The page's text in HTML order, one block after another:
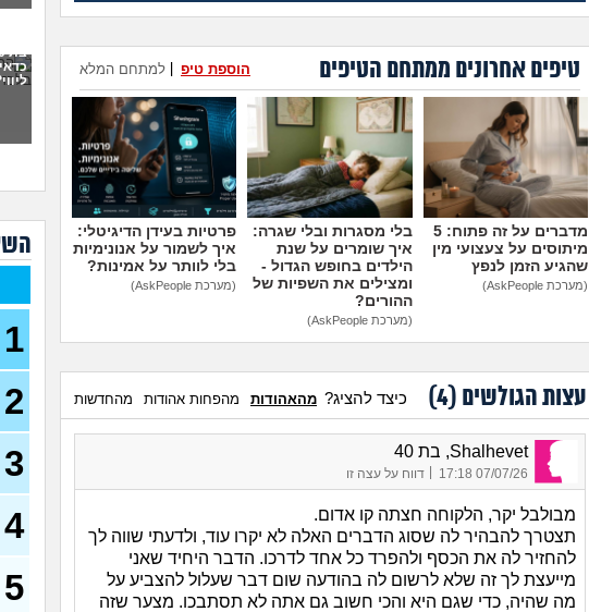
טיפים אחרונים ממתחם הטיפים למתחם המלא הוספת טיפ
מדברים על זה פתוח: 5
מיתוסים על צעצועי מין
שהגיע הזמן לנפץ
(מערכת AskPeople)
בלי מסגרות ובלי שגרה:
איך שומרים על שנת
הילדים בחופש הגדול -
ומצילים את השפיות של
ההורים?
(מערכת AskPeople)
פרטיות בעידן הדיגיטלי:
איך לשמור על אנונימיות
בלי לוותר על אמינות?
(מערכת AskPeople)
עצות הגולשים (4
) כיצד להציג? מהאהודות מהפחות אהודות מהחדשות
Shalhevet, בת 40
07/07/26 17:18 דווח על עצה זו
מבולבל יקר, הלקוחה חצתה קו אדום.
תצטרך להבהיר לה שסוג הדברים האלה לא יקרו עוד, ולדעתי שווה לך
להחזיר לה את הכסף ולהפרד כל אחד לדרכו. הדבר היחיד שאני
מייעצת לך זה שלא לרשום לה בהודעה שום דבר שעלול להצביע על
מה שהיה, כדי שגם היא והכי חשוב גם אתה לא תסתבכו. מצער שזה
30)
עם
אח
1
2
3
4
5